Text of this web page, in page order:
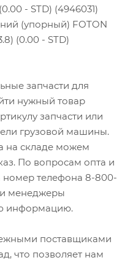
- STD) (4946031)
(упорный) FOTON
(0.00 - STD)
запчасти для
нужный товар
запчасти или
грузовой машины.
на складе можем
По вопросам опта и
телефона 8-800-
менеджеры
информацию.
поставщиками
что позволяет нам